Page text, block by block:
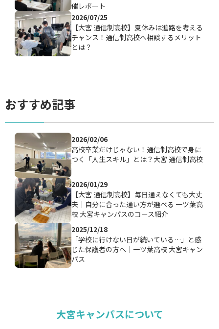
催レポート
2026/07/25
【大宮 通信制高校】夏休みは進路を考える
チャンス！通信制高校へ相談するメリット
とは？
おすすめ記事
2026/02/06
高校卒業だけじゃない！通信制高校で身に
つく「人生スキル」とは？大宮 通信制高校
2026/01/29
【大宮 通信制高校】毎日通えなくても大丈
夫｜自分に合った通い方が選べる 一ツ葉高
校 大宮キャンパスのコース紹介
2025/12/18
「学校に行けない日が続いている…」と感
じた保護者の方へ｜一ツ葉高校 大宮キャン
パス
大宮キャンパスについて